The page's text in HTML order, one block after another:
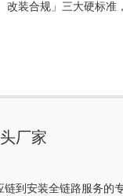
装合规」三大硬标准
厂家
到安装全链路服务的